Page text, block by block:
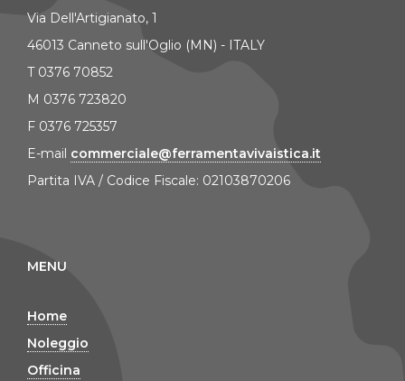
Via Dell'Artigianato, 1
46013 Canneto sull'Oglio (MN) - ITALY
T 0376 70852
M 0376 723820
F 0376 725357
E-mail commerciale@ferramentavivaistica.it
Partita IVA / Codice Fiscale: 02103870206
MENU
Home
Noleggio
Officina